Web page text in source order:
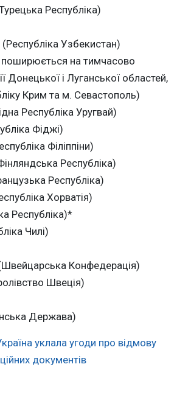
Республіка)
Узбекистан)
на тимчасово
Донецької і Луганської областей,
Крим та м. Севастополь)
Республіка Уругвай)
Фіджі)
Філіппіни)
Республіка)
Республіка)
Хорватія)
Республіка)*
Чилі)
Конфедерація)
Швеція)
Держава)
уклала угоди про відмову
документів